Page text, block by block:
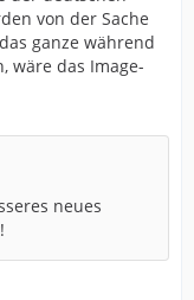
von der Sache
ganze während
wäre das Image-
neues